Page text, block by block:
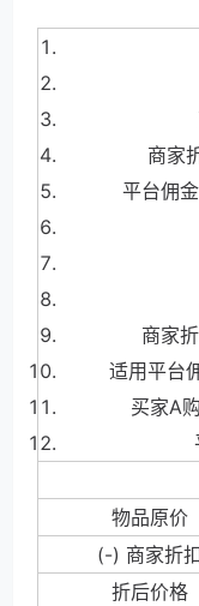
商家
平台佣
商家
适用平台
买家A
物品原价
(-) 商家折
折后价格